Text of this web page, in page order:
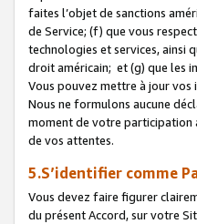
faites l’objet de sanctions
de Service; (f) que vous
technologies et services, ainsi
droit américain; et (g) que les
Vous pouvez mettre à jour vos
Nous ne formulons aucune
moment de votre participation
de vos attentes.
5.S’identifier comme
Vous devez faire figurer
du présent Accord, sur votre